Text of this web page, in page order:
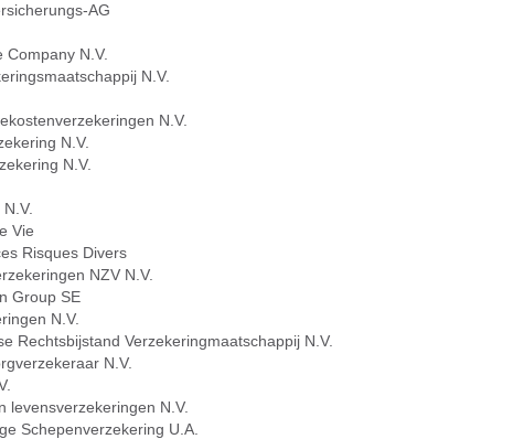
AG
N.V.
N.V.
N.V.
N.V.
N.V.
Vie
Risques Divers
NZV N.V.
Group SE
N.V.
Rechtsbijstand Verzekeringmaatschappij N.V.
N.V.
levensverzekeringen N.V.
Schepenverzekering U.A.